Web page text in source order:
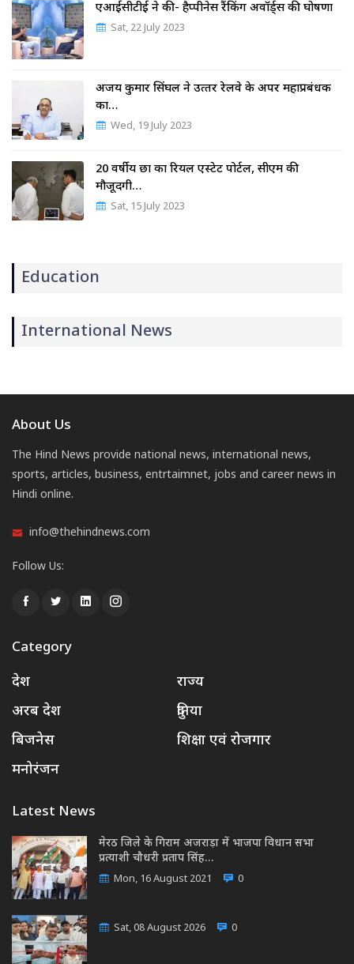
एआईसीटीई ने की- हैप्पीनेस रैंकिंग अवॉर्ड्स की घोषणा
Sat, 22 July 2023
अजय कुमार सिंघल ने उत्‍तर रेलवे के अपर महाप्रबंधक
का…
Wed, 19 July 2023
20 वर्षीय छात्र का रियल एस्टेट पोर्टल, सीएम की
मौजूदगी…
Sat, 15 July 2023
Education
International News
About Us
The Hind News provide national news, international news,
sports, articles, business, entrtaimnet, jobs and career news in
Hindi online.
info@thehindnews.com
Follow Us:
Category
देश
राज्य
अरब देश
दुनिया
बिजनेस
शिक्षा एवं रोजगार
मनोरंजन
Latest News
मेरठ जिले के गिराम अजराड़ा में भाजपा विधान सभा
प्रत्याशी चौधरी प्रताप सिंह…
Mon, 16 August 2021 0
Sat, 08 August 2026 0